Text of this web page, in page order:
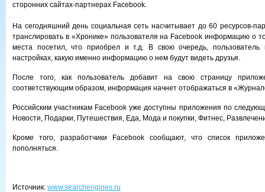
сторонних сайтах-партнерах Facebook.
На сегодняшний день социальная сеть насчитывает до 60 ресурсов-
транслировать в «Хронике» пользователя на Facebook информацию о
места посетил, что приобрел и т.д. В свою очередь, пользователь
настройках, какую именно информацию о нем будут видеть друзья.
После того, как пользователь добавит на свою страницу
соответствующим образом, информация начнет отображаться в
Российским участникам Facebook уже доступны приложения по
Новости, Подарки, Путешествия, Еда, Мода и покупки, Фитнес,
Кроме того, разработчики Facebook сообщают, что список
пополняться.
Источник: www.searchengines.ru